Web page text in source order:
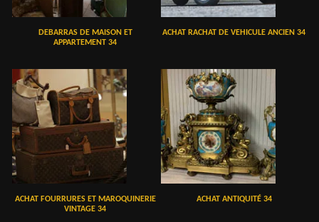
DEBARRAS DE MAISON ET
APPARTEMENT 34
ACHAT RACHAT DE VEHICULE ANCIEN 34
ACHAT FOURRURES ET MAROQUINERIE
VINTAGE 34
ACHAT ANTIQUITÉ 34